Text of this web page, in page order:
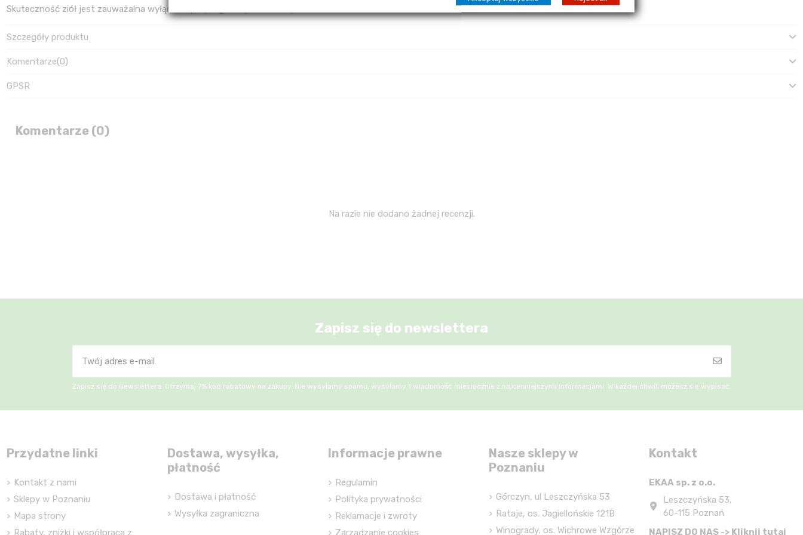
Skuteczność ziół jest zauważalna wyłącznie przy regularnym i dłuższym stosowaniu.
Szczegóły produktu
Komentarze(0)
GPSR
Komentarze (0)
Na razie nie dodano żadnej recenzji.
Zapisz się do newslettera
Zapisz się do Newslettera: Otrzymaj 7% kod rabatowy na zakupy. Nie wysyłamy spamu, wysyłamy 1 wiadomość miesięcznie z najcenniejszymi informacjami. W każdej chwili możesz się wypisać.
Przydatne linki
Kontakt z nami
Sklepy w Poznaniu
Mapa strony
Rabaty, zniżki i współpraca z
Dostawa, wysyłka,
płatność
Dostawa i płatność
Wysyłka zagraniczna
Informacje prawne
Regulamin
Polityka prywatności
Reklamacje i zwroty
Zarządzanie cookies
Nasze sklepy w
Poznaniu
Górczyn, ul Leszczyńska 53
Rataje, os. Jagiellońskie 121B
Winogrady, os. Wichrowe Wzgórze
Kontakt
EKAA sp. z o.o.
Leszczyńska 53,
60-115 Poznań
NAPISZ DO NAS -> Kliknij tutaj